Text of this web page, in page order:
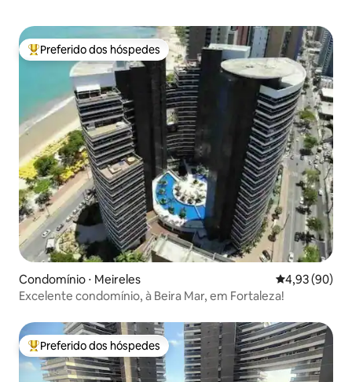
Entre os melhores preferidos dos hóspedes
Preferido dos hóspedes
Condomínio ⋅ Meireles 4,93 de uma
4,93 (90)
Excelente condomínio, à Beira Mar, em Fortaleza!
Entre os melhores preferidos dos hóspedes
Preferido dos hóspedes